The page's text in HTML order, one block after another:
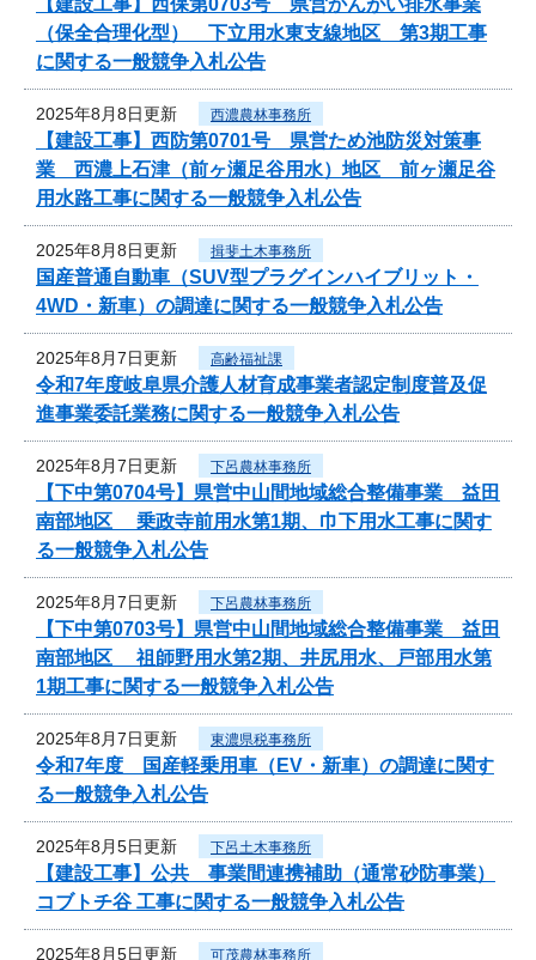
（保全合理化型） 下立用水東支線地区 第3期工事
に関する一般競争入札公告
2025年8月8日更新 西濃農林事務所
【建設工事】西防第0701号 県営ため池防災対策事
業 西濃上石津（前ヶ瀬足谷用水）地区 前ヶ瀬足谷
用水路工事に関する一般競争入札公告
2025年8月8日更新 揖斐土木事務所
国産普通自動車（SUV型プラグインハイブリット・
4WD・新車）の調達に関する一般競争入札公告
2025年8月7日更新 高齢福祉課
令和7年度岐阜県介護人材育成事業者認定制度普及促
進事業委託業務に関する一般競争入札公告
2025年8月7日更新 下呂農林事務所
【下中第0704号】県営中山間地域総合整備事業 益田
南部地区 乗政寺前用水第1期、巾下用水工事に関す
る一般競争入札公告
2025年8月7日更新 下呂農林事務所
【下中第0703号】県営中山間地域総合整備事業 益田
南部地区 祖師野用水第2期、井尻用水、戸部用水第
1期工事に関する一般競争入札公告
2025年8月7日更新 東濃県税事務所
令和7年度 国産軽乗用車（EV・新車）の調達に関す
る一般競争入札公告
2025年8月5日更新 下呂土木事務所
【建設工事】公共 事業間連携補助（通常砂防事業）
コブトチ谷 工事に関する一般競争入札公告
2025年8月5日更新 可茂農林事務所